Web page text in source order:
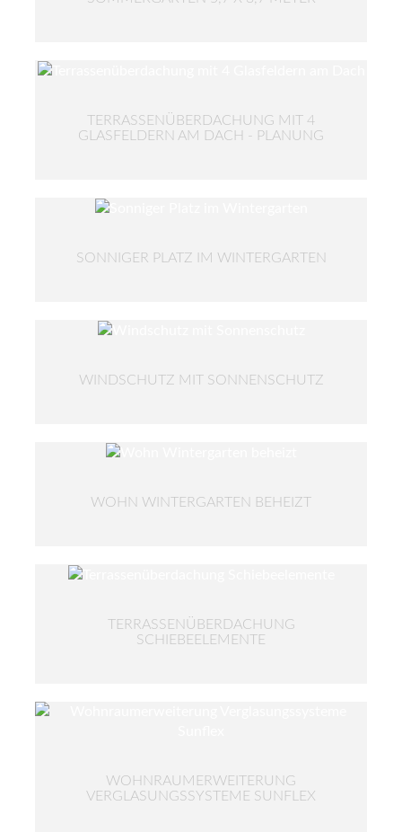
TERRASSENÜBERDACHUNG MIT 4
GLASFELDERN AM DACH - PLANUNG
SONNIGER PLATZ IM WINTERGARTEN
WINDSCHUTZ MIT SONNENSCHUTZ
WOHN WINTERGARTEN BEHEIZT
TERRASSENÜBERDACHUNG
SCHIEBEELEMENTE
WOHNRAUMERWEITERUNG
VERGLASUNGSSYSTEME SUNFLEX